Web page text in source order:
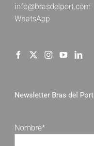
info@brasdelport.com
WhatsApp
Newsletter Bras del Port
Nombre*